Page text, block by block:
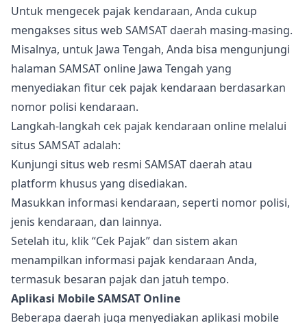
Untuk mengecek pajak kendaraan, Anda cukup
mengakses situs web SAMSAT daerah masing-masing.
Misalnya, untuk Jawa Tengah, Anda bisa mengunjungi
halaman SAMSAT online Jawa Tengah yang
menyediakan fitur cek pajak kendaraan berdasarkan
nomor polisi kendaraan.
Langkah-langkah cek pajak kendaraan online melalui
situs SAMSAT adalah:
Kunjungi situs web resmi SAMSAT daerah atau
platform khusus yang disediakan.
Masukkan informasi kendaraan, seperti nomor polisi,
jenis kendaraan, dan lainnya.
Setelah itu, klik “Cek Pajak” dan sistem akan
menampilkan informasi pajak kendaraan Anda,
termasuk besaran pajak dan jatuh tempo.
Aplikasi Mobile SAMSAT Online
Beberapa daerah juga menyediakan aplikasi mobile